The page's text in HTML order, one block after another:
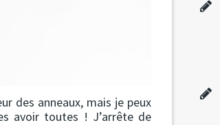
des anneaux, mais je peux
avoir toutes ! J’arrête de